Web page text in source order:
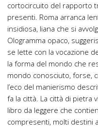
cortocircuito del rapporto
presenti. Roma arranca
insidiosa, liana che si
Ologramma opaco,
se lette con la vocazione
la forma del mondo che
mondo conosciuto, forse,
l’eco del manierismo
fa la città. La città di pietra
libro da leggere che
compresenti, molti destini